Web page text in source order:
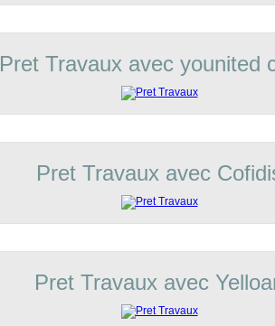
Pret Travaux avec younited
Pret Travaux avec
Pret Travaux avec